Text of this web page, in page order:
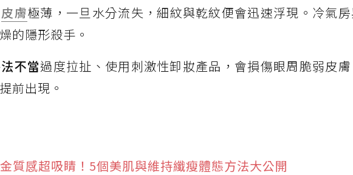
皮膚極薄，一旦水分流失，細紋與乾紋便會迅速浮現。冷氣
的隱形殺手。
不當過度拉扯、使用刺激性卸妝產品，會損傷眼周脆弱皮
前出現。
質感超吸睛！5個美肌與維持纖瘦體態方法大公開